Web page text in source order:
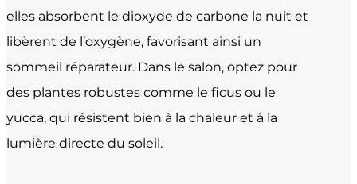
elles absorbent le dioxyde de carbone la nuit et
libèrent de l’oxygène, favorisant ainsi un
sommeil réparateur. Dans le salon, optez pour
des plantes robustes comme le ficus ou le
yucca, qui résistent bien à la chaleur et à la
lumière directe du soleil.